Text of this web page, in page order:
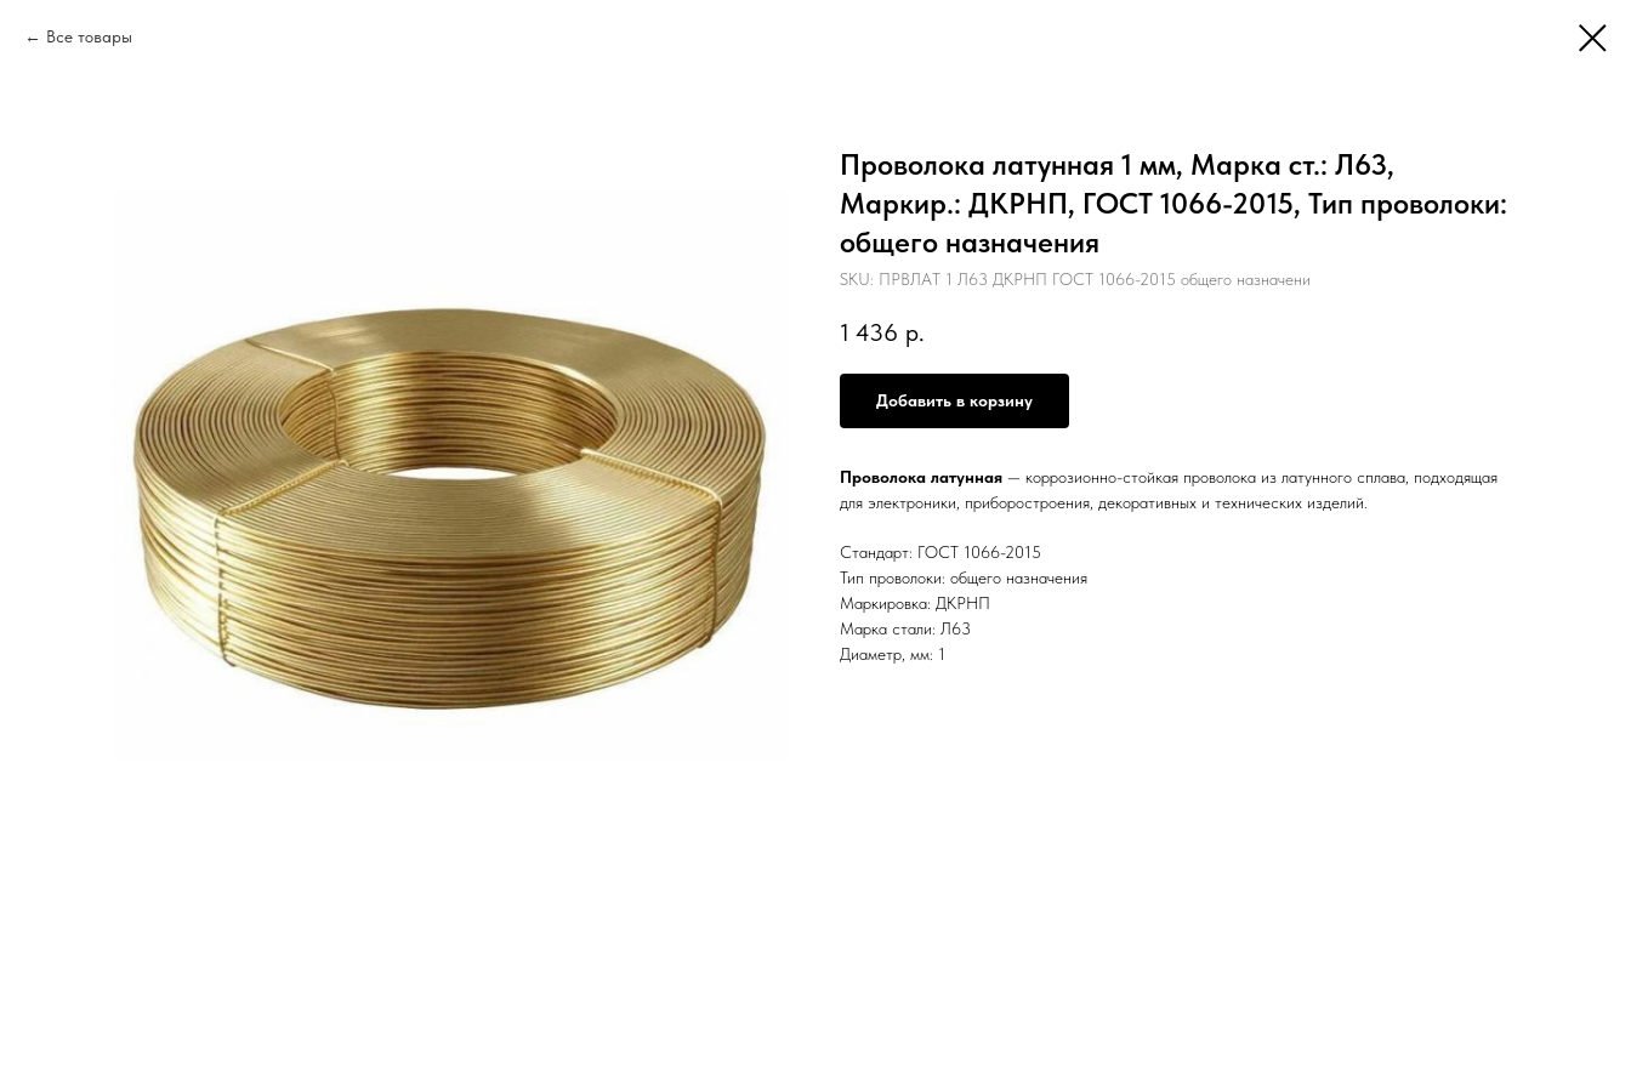
Все товары
Проволока латунная 1 мм, Марка ст.: Л63,
Маркир.: ДКРНП, ГОСТ 1066-2015, Тип проволоки:
общего назначения
SKU: ПРВЛАТ 1 Л63 ДКРНП ГОСТ 1066-2015 общего назначени
1 436 р.
Добавить в корзину
Проволока латунная — коррозионно-стойкая проволока из латунного сплава, подходящая
для электроники, приборостроения, декоративных и технических изделий.
Стандарт: ГОСТ 1066-2015
Тип проволоки: общего назначения
Маркировка: ДКРНП
Марка стали: Л63
Диаметр, мм: 1